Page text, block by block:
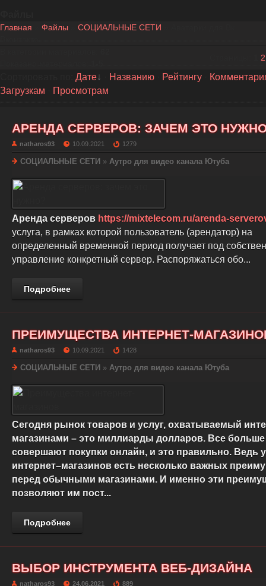
Главная Файлы СОЦИАЛЬНЫЕ СЕТИ
2
Дате Названию Рейтингу
Загрузкам
Просмотрам
АРЕНДА СЕРВЕРОВ: ЗАЧЕМ ЭТО
natharos93 10.09.2021 1279
СОЦИАЛЬНЫЕ СЕТИ » Аутро для видео канала Ютуба
Аренда серверов https://mixtelecom.ru/arenda-
услуга, в рамках которой пользователь (арендатор) на
определенный временной период получает под
управление конкретный сервер. Распоряжаться обо...
Подробнее
ПРЕИМУЩЕСТВА ИНТЕРНЕТ-
natharos93 10.09.2021 1428
СОЦИАЛЬНЫЕ СЕТИ » Аутро для видео канала Ютуба
Сегодня рынок товаров и услуг, охватываемый
магазинами – это миллиарды долларов. Все
совершают покупки онлайн, и это правильно. Ведь у
интернет–магазинов есть несколько важных
перед обычными магазинами. И именно эти
позволяют им пост...
Подробнее
ВЫБОР ИНСТРУМЕНТА ВЕБ-ДИЗАЙНА
natharos93 24.06.2021 889